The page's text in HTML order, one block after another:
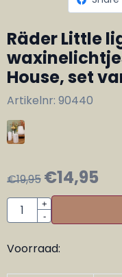
Räder Little
House, set
Artikelnr: 90440
€19,95 €14,95
Aantal
+
-
Voorraad: